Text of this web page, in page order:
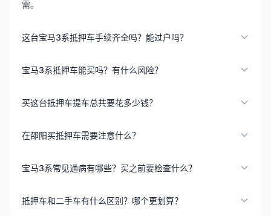
需。
这台宝马3系抵押车手续齐全吗？能过户吗？
宝马3系抵押车能买吗？有什么风险？
买这台抵押车提车总共要花多少钱？
在邵阳买抵押车需要注意什么？
宝马3系常见通病有哪些？买之前要检查什么？
抵押车和二手车有什么区别？哪个更划算？